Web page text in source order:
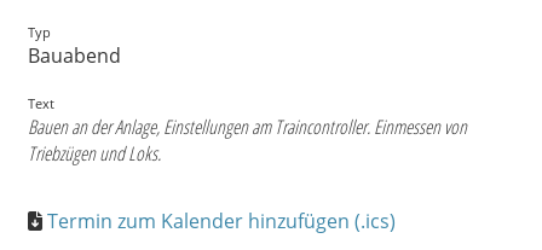
Typ
Bauabend
Text
Bauen an der Anlage, Einstellungen am Traincontroller. Einmessen von
Triebzügen und Loks.
Termin zum Kalender hinzufügen (.ics)